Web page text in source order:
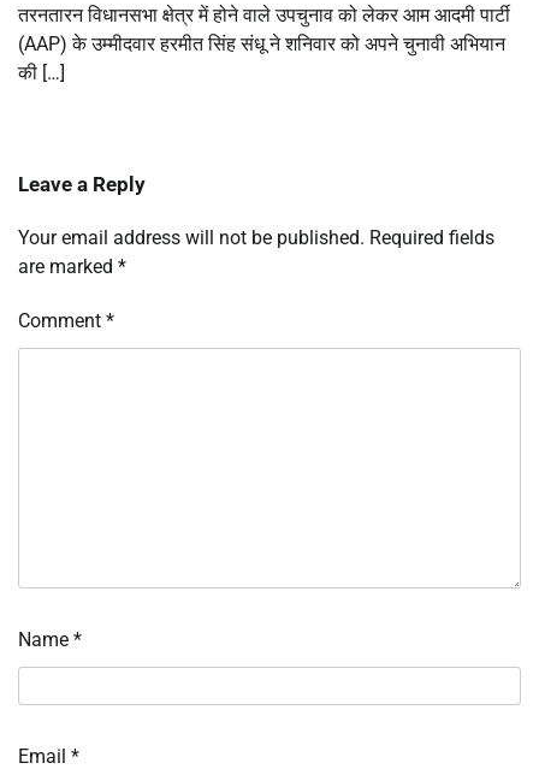
तरनतारन विधानसभा क्षेत्र में होने वाले उपचुनाव को लेकर आम आदमी पार्टी
(AAP) के उम्मीदवार हरमीत सिंह संधू ने शनिवार को अपने चुनावी अभियान
की […]
Leave a Reply
Your email address will not be published. Required fields
are marked *
Comment *
Name *
Email *